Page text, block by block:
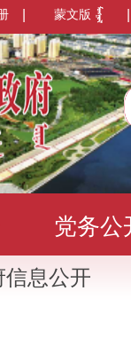
蒙文版
党务公
数据发
信息公开